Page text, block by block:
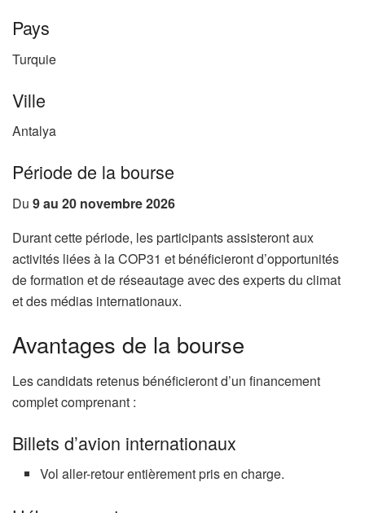
Pays
Turquie
Ville
Antalya
Période de la bourse
Du 9 au 20 novembre 2026
Durant cette période, les participants assisteront aux
activités liées à la COP31 et bénéficieront d’opportunités
de formation et de réseautage avec des experts du climat
et des médias internationaux.
Avantages de la bourse
Les candidats retenus bénéficieront d’un financement
complet comprenant :
Billets d’avion internationaux
Vol aller-retour entièrement pris en charge.